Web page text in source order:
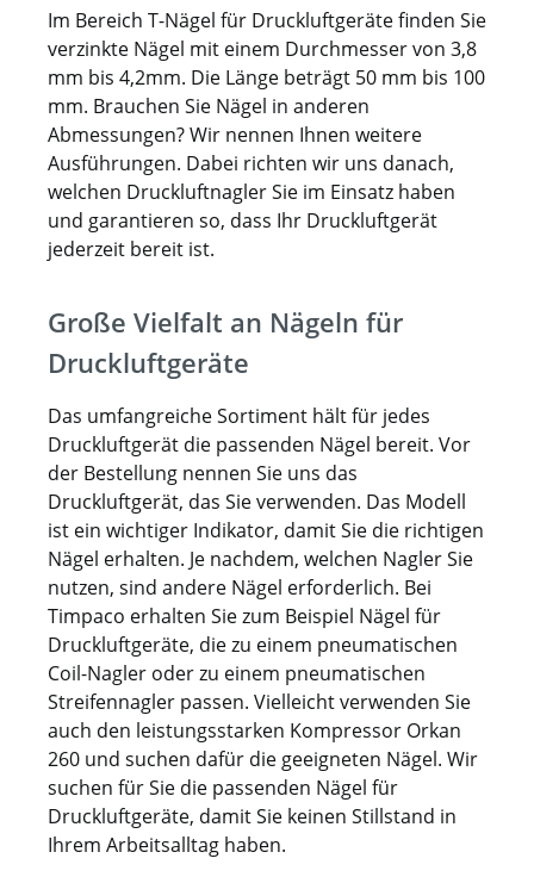
Heftklammer MG 320 36 20 1,5
Heftklammer M 323 36 23 1,5
Heftklammer M 530 36 30 2,4
Heftklammer MG 535 36 35 2,4
Heftklammer TOP B 12 36,6 12 2
Heftklammer TOP B 15 36,6 15 2
Heftklammer TOP SP 11 45,5 11 2
Heftklammer TOP SP 18 50 18 2
Im Bereich T-Nägel für Druckluftgeräte finden Sie
verzinkte Nägel mit einem Durchmesser von 3,8
mm bis 4,2mm. Die Länge beträgt 50 mm bis 100
mm. Brauchen Sie Nägel in anderen
Abmessungen? Wir nennen Ihnen weitere
Ausführungen. Dabei richten wir uns danach,
welchen Druckluftnagler Sie im Einsatz haben
und garantieren so, dass Ihr Druckluftgerät
jederzeit bereit ist.
Große Vielfalt an Nägeln für
Druckluftgeräte
Das umfangreiche Sortiment hält für jedes
Druckluftgerät die passenden Nägel bereit. Vor
der Bestellung nennen Sie uns das
Druckluftgerät, das Sie verwenden. Das Modell
ist ein wichtiger Indikator, damit Sie die richtigen
Nägel erhalten. Je nachdem, welchen Nagler Sie
nutzen, sind andere Nägel erforderlich. Bei
Timpaco erhalten Sie zum Beispiel Nägel für
Druckluftgeräte, die zu einem pneumatischen
Coil-Nagler oder zu einem pneumatischen
Streifennagler passen. Vielleicht verwenden Sie
auch den leistungsstarken Kompressor Orkan
260 und suchen dafür die geeigneten Nägel. Wir
suchen für Sie die passenden Nägel für
Druckluftgeräte, damit Sie keinen Stillstand in
Ihrem Arbeitsalltag haben.